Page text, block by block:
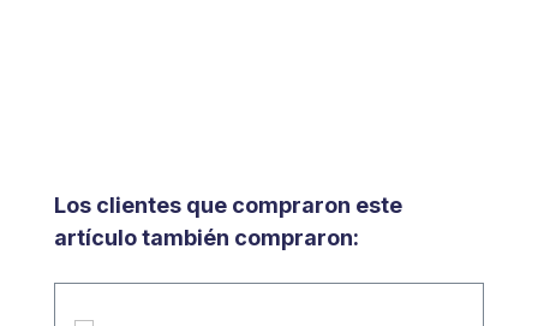
Omitir la galería de productos
Los clientes que compraron este
artículo también compraron: